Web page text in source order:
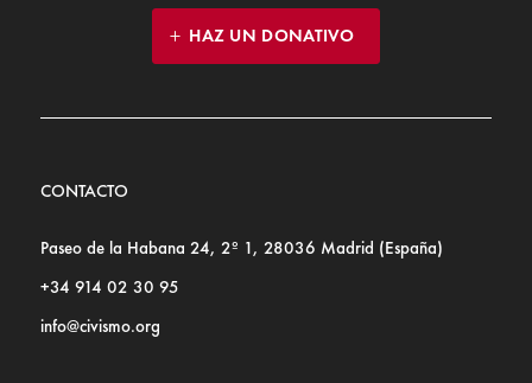
HAZ UN DONATIVO
CONTACTO
Paseo de la Habana 24, 2º 1, 28036 Madrid (España)
+34 914 02 30 95
info@civismo.org